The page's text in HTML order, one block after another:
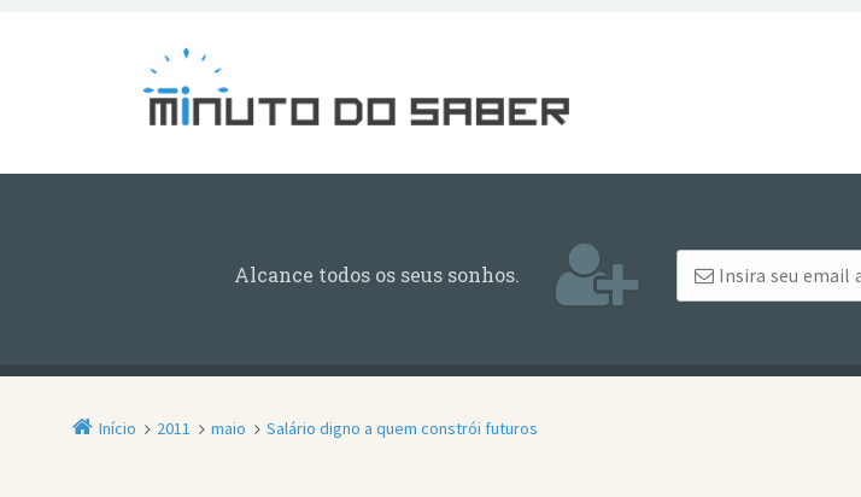
Alcance todos os seus sonhos.
Início 2011 maio Salário digno a quem constrói futuros